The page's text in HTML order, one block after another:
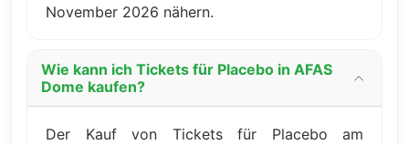
November 2026 nähern.
Wie kann ich Tickets für Placebo in AFAS
Dome kaufen?
Der Kauf von Tickets für Placebo am